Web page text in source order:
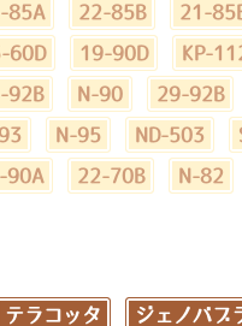
85A 22-85B 21-
60D 19-90D KP-
92B N-90 29-92B
N-95 ND-503
90A 22-70B N-82
テラコッタ ジェノバブ